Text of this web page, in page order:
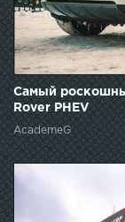
Самый
Rover PHEV
AcademeG